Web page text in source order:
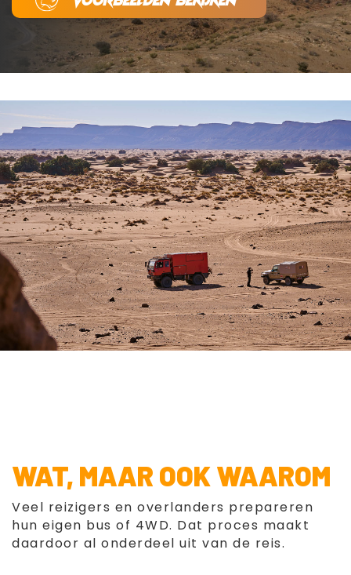
WAT, MAAR OOK WAAROM
Veel reizigers en overlanders prepareren
hun eigen bus of 4WD. Dat proces maakt
daardoor al onderdeel uit van de reis.